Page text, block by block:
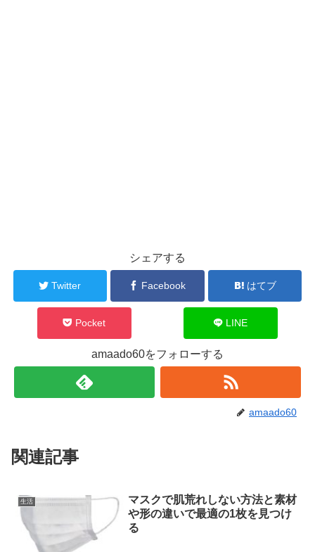
シェアする
Twitter Facebook はてブ
Pocket LINE
amaado60をフォローする
amaado60
関連記事
生活
マスクで肌荒れしない方法と素材
や形の違いで最適の1枚を見つけ
る